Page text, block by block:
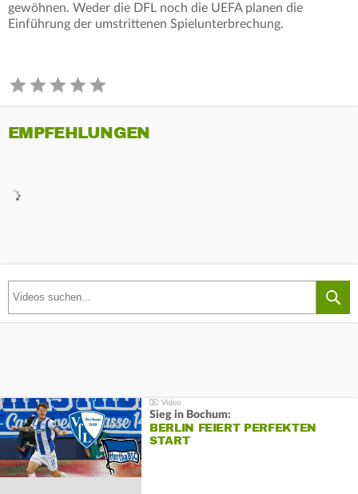
gewöhnen. Weder die DFL noch die UEFA planen die
Einführung der umstrittenen Spielunterbrechung.
EMPFEHLUNGEN
Sieg in Bochum:
BERLIN FEIERT PERFEKTEN
START